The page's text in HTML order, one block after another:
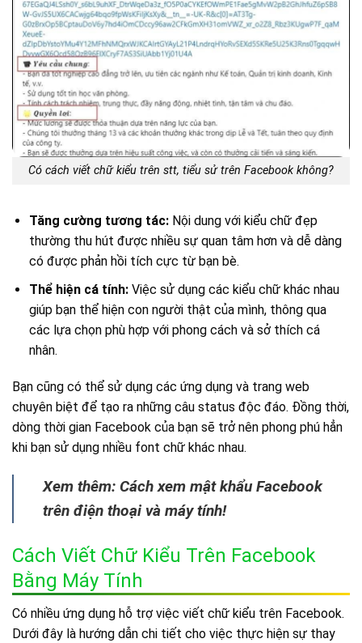
Có cách viết chữ kiểu trên stt, tiểu sử trên Facebook không?
Tăng cường tương tác:Nội dung với kiểu chữ đẹp
thường thu hút được nhiều sự quan tâm hơn và dễ dàng
có được phản hồi tích cực từ bạn bè.
Thể hiện cá tính:Việc sử dụng các kiểu chữ khác nhau
giúp bạn thể hiện con người thật của mình, thông qua
các lựa chọn phù hợp với phong cách và sở thích cá
nhân.
Bạn cũng có thể sử dụng các ứng dụng và trang web
chuyên biệt để tạo ra những câu status độc đáo. Đồng thời,
dòng thời gian Facebook của bạn sẽ trở nên phong phú hẳn
khi bạn sử dụng nhiều font chữ khác nhau.
Xem thêm: Cách xem mật khẩu Facebook
trên điện thoại và máy tính!
Cách Viết Chữ Kiểu Trên Facebook
Bằng Máy Tính
Có nhiều ứng dụng hỗ trợ việc viết chữ kiểu trên Facebook.
Dưới đây là hướng dẫn chi tiết cho việc thực hiện sự thay